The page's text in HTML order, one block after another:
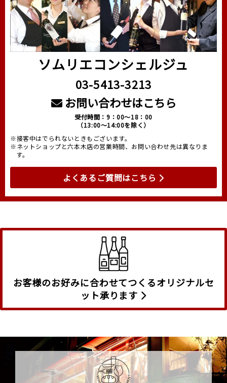
ソムリエコンシェルジュ
03-5413-3213
お問い合わせはこちら
受付時間：9：00～18：00
（13:00～14:00を除く）
※接客中はでられないときもございます。
※ネットショップと六本木店の営業時間、お問い合わせ先は異なりま
す。
よくあるご質問はこちら
お客様のお好みに合わせてつくるオリジナルセ
ット承ります